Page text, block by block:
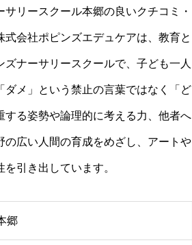
リースクール本郷の良いクチコミ・
会社ポピンズエデュケアは、教育と
ナーサリースクールで、子ども一人
メ」という禁止の言葉ではなく「ど
する姿勢や論理的に考える力、他者へ
広い人間の育成をめざし、アートや
引き出しています。
郷